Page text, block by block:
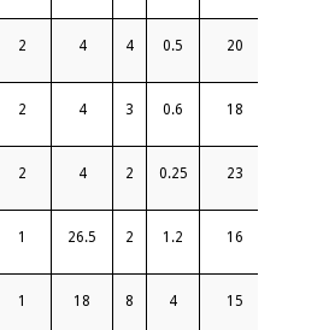
2 4 4 0.5 20
2 4 3 0.6 18
2 4 2 0.25 23
1 26.5 2 1.2 16
1 18 8 4 15